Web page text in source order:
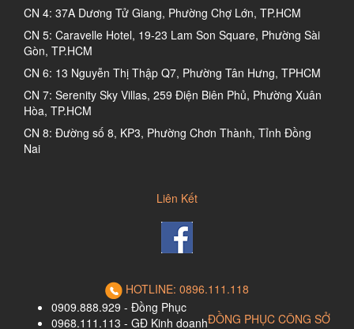
CN 4: 37A Dương Tử Giang, Phường Chợ Lớn, TP.HCM
CN 5: Caravelle Hotel, 19-23 Lam Son Square, Phường Sài
Gòn, TP.HCM
CN 6: 13 Nguyễn Thị Thập Q7, Phường Tân Hưng, TPHCM
CN 7: Serenity Sky Villas, 259 Điện Biên Phủ, Phường Xuân
Hòa, TP.HCM
CN 8: Đường số 8, KP3, Phường Chơn Thành, Tỉnh Đồng
Nai
Liên Kết
HOTLINE: 0896.111.118
0909.888.929 - Đồng Phục
0968.111.113 - GĐ Kinh doanhĐỒNG PHỤC CÔNG SỞ